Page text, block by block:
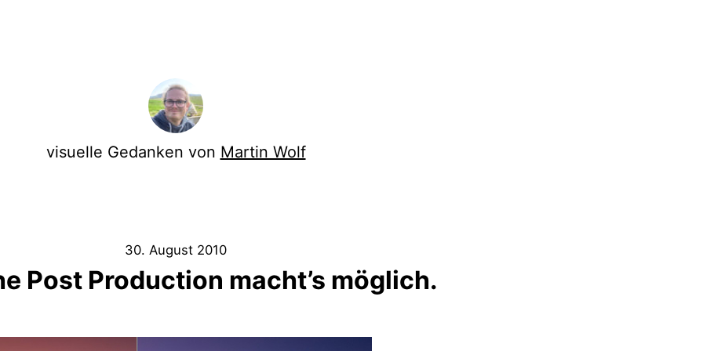
visuelle Gedanken von Martin Wolf
30. August 2010
Post Production macht’s möglich.